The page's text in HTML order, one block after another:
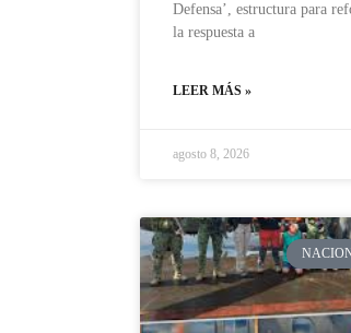
Defensa’, estructura para
la respuesta a
LEER MÁS »
agosto 8, 2026